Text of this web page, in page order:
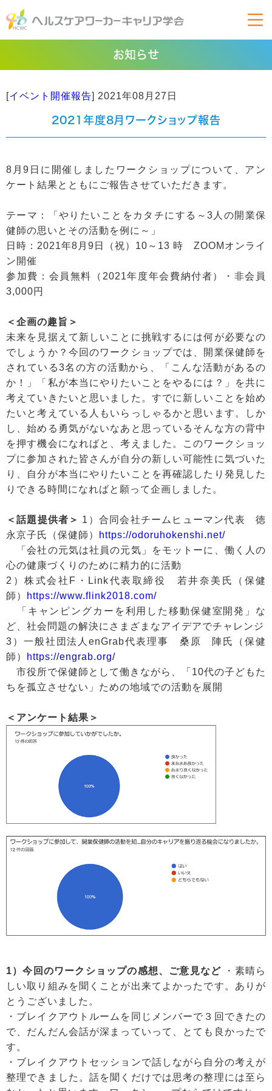
お知らせ
[イベント開催報告] 2021年08月27日
2021年度8月ワークショップ報告
8月9日に開催しましたワークショップについて、アン
ケート結果とともにご報告させていただきます。
テーマ：「やりたいことをカタチにする～3人の開業保
健師の思いとその活動を例に～」
日時：2021年8月9日（祝）10～13 時 ZOOMオンライ
ン開催
参加費：会員無料（2021年度年会費納付者）・非会員
3,000円
＜企画の趣旨＞
未来を見据えて新しいことに挑戦するには何が必要なの
でしょうか？今回のワークショップでは、開業保健師を
されている3名の方の活動から、「こんな活動があるの
か！」「私が本当にやりたいことをやるには？」を共に
考えていきたいと思いました。すでに新しいことを始め
たいと考えている人もいらっしゃるかと思います。しか
し、始める勇気がないなあと思っているそんな方の背中
を押す機会になればと、考えました。このワークショッ
プに参加された皆さんが自分の新しい可能性に気づいた
り、自分が本当にやりたいことを再確認したり発見した
りできる時間になればと願って企画しました。
＜話題提供者＞ 1）合同会社チームヒューマン代表 徳
永京子氏（保健師）
https://odoruhokenshi.net/
「会社の元気は社員の元気」をモットーに、働く人の
心の健康づくりのために精力的に活動
2）株式会社F・Link代表取締役 若井奈美氏（保健
師）
https://www.flink2018.com/
「キャンピングカーを利用した移動保健室開発」な
ど、社会問題の解決にさまざまなアイデアでチャレンジ
3）一般社団法人enGrab代表理事 桑原 陣氏（保健
師）
https://engrab.org/
市役所で保健師として働きながら、「10代の子どもた
ちを孤立させない」ための地域での活動を展開
＜アンケート結果＞
1）今回のワークショップの感想、ご意見など ・素晴ら
しい取り組みを聞くことが出来てよかったです。ありが
とうございました。
・ブレイクアウトルームを同じメンバーで３回できたの
で、だんだん会話が深まっていって、とても良かったで
す。
・ブレイクアウトセッションで話しながら自分の考えが
整理できました。話を聞くだけでは思考の整理には至ら